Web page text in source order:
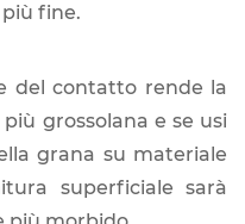
fine.
del contatto rende la
grossolana e se usi
grana su materiale
superficiale sarà